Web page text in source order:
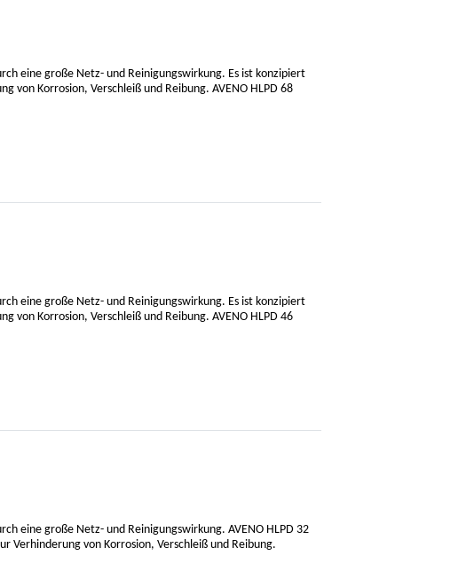
eine große Netz- und Reinigungswirkung. Es ist konzipiert
von Korrosion, Verschleiß und Reibung. AVENO HLPD 68
eine große Netz- und Reinigungswirkung. Es ist konzipiert
von Korrosion, Verschleiß und Reibung. AVENO HLPD 46
eine große Netz- und Reinigungswirkung. AVENO HLPD 32
Verhinderung von Korrosion, Verschleiß und Reibung.